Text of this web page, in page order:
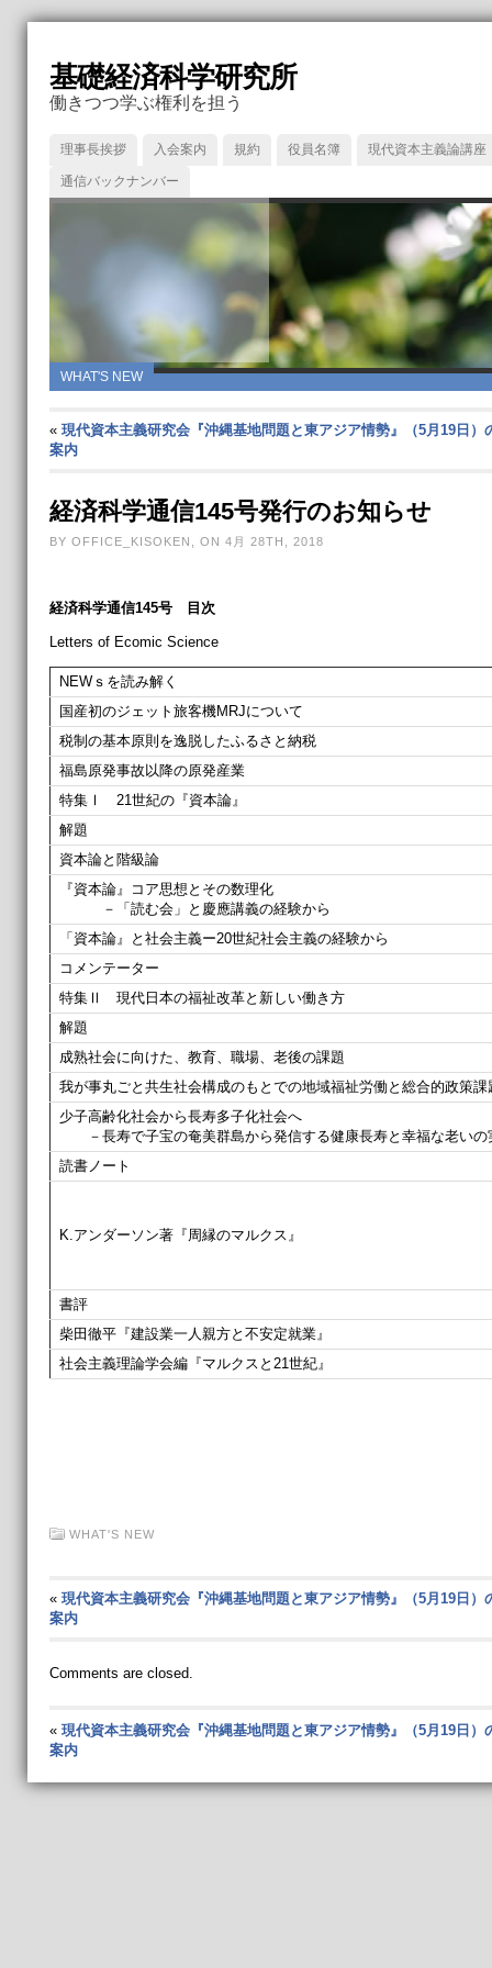
基礎経済科学研究所
働きつつ学ぶ権利を担う
理事長挨拶 入会案内 規約 役員名簿 現代資本主義論講座
通信バックナンバー
WHAT'S NEW
« 現代資本主義研究会『沖縄基地問題と東アジア情勢』（5月19日）
案内
経済科学通信145号発行のお知らせ
BY OFFICE_KISOKEN, ON 4月 28TH, 2018
経済科学通信145号 目次
Letters of Ecomic Science
NEWｓを読み解く
国産初のジェット旅客機MRJについて
税制の基本原則を逸脱したふるさと納税
福島原発事故以降の原発産業
特集Ⅰ 21世紀の『資本論』
解題
資本論と階級論
『資本論』コア思想とその数理化
－「読む会」と慶應講義の経験から
「資本論』と社会主義ー20世紀社会主義の経験から
コメンテーター
特集Ⅱ 現代日本の福祉改革と新しい働き方
解題
成熟社会に向けた、教育、職場、老後の課題
我が事丸ごと共生社会構成のもとでの地域福祉労働と総合的政策課
少子高齢化社会から長寿多子化社会へ
－長寿で子宝の奄美群島から発信する健康長寿と幸福な老いの
読書ノート
K.アンダーソン著『周縁のマルクス』
書評
柴田徹平『建設業一人親方と不安定就業』
社会主義理論学会編『マルクスと21世紀』
WHAT'S NEW
« 現代資本主義研究会『沖縄基地問題と東アジア情勢』（5月19日）
案内
Comments are closed.
« 現代資本主義研究会『沖縄基地問題と東アジア情勢』（5月19日）
案内